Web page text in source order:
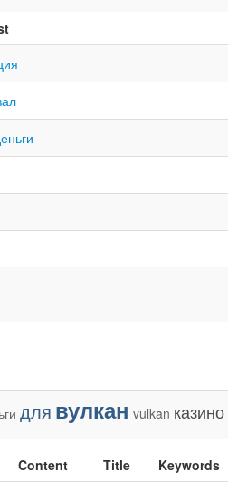
для вулкан vulkan казино
Content Title Keywords